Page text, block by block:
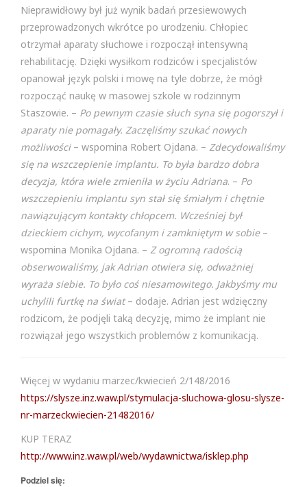
Nieprawidłowy był już wynik badań przesiewowych
przeprowadzonych wkrótce po urodzeniu. Chłopiec
otrzymał aparaty słuchowe i rozpoczął intensywną
rehabilitację. Dzięki wysiłkom rodziców i specjalistów
opanował język polski i mowę na tyle dobrze, że mógł
rozpocząć naukę w masowej szkole w rodzinnym
Staszowie. – Po pewnym czasie słuch syna się pogorszył i
aparaty nie pomagały. Zaczęliśmy szukać nowych
możliwości– wspomina Robert Ojdana. – Zdecydowaliśmy
się na wszczepienie implantu. To była bardzo dobra
decyzja, która wiele zmieniła w życiu Adriana. – Po
wszczepieniu implantu syn stał się śmiałym i chętnie
nawiązującym kontakty chłopcem. Wcześniej był
dzieckiem cichym, wycofanym i zamkniętym w sobie–
wspomina Monika Ojdana. – Z ogromną radością
obserwowaliśmy, jak Adrian otwiera się, odważniej
wyraża siebie. To było coś niesamowitego. Jakbyśmy mu
uchylili furtkę na świat– dodaje. Adrian jest wdzięczny
rodzicom, że podjęli taką decyzję, mimo że implant nie
rozwiązał jego wszystkich problemów z komunikacją.
Więcej w wydaniu marzec/kwiecień 2/148/2016
https://slysze.inz.waw.pl/stymulacja-sluchowa-glosu-slysze-
nr-marzeckwiecien-21482016/
KUP TERAZ
http://www.inz.waw.pl/web/wydawnictwa/isklep.php
Podziel się: